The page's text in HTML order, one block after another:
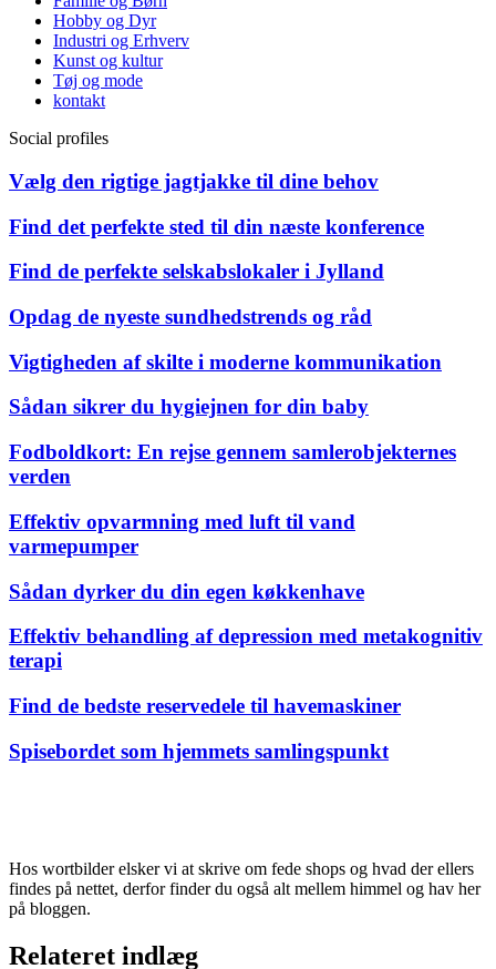
Hobby og Dyr
Industri og Erhverv
Kunst og kultur
Tøj og mode
kontakt
Social profiles
Vælg den rigtige jagtjakke til dine behov
Find det perfekte sted til din næste konference
Find de perfekte selskabslokaler i Jylland
Opdag de nyeste sundhedstrends og råd
Vigtigheden af skilte i moderne kommunikation
Sådan sikrer du hygiejnen for din baby
Fodboldkort: En rejse gennem samlerobjekternes
verden
Effektiv opvarmning med luft til vand
varmepumper
Sådan dyrker du din egen køkkenhave
Effektiv behandling af depression med metakognitiv
terapi
Find de bedste reservedele til havemaskiner
Spisebordet som hjemmets samlingspunkt
Hos wortbilder elsker vi at skrive om fede shops og hvad der ellers
findes på nettet, derfor finder du også alt mellem himmel og hav her
på bloggen.
Relateret indlæg